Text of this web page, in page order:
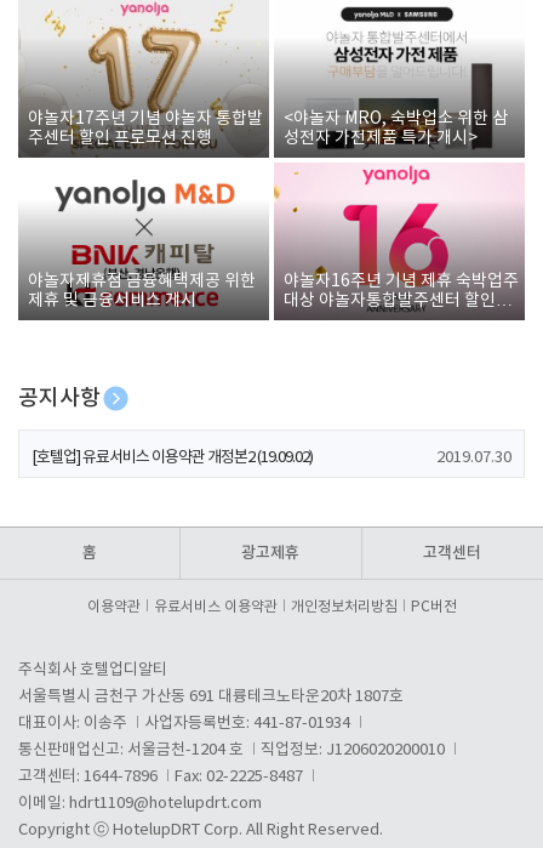
야놀자17주년 기념 야놀자 통합발
주센터 할인 프로모션 진행
<야놀자 MRO, 숙박업소 위한 삼
성전자 가전제품 특가 개시>
야놀자제휴점 금융혜택제공 위한
제휴 및 금융서비스 게시
야놀자16주년 기념 제휴 숙박업주
대상 야놀자통합발주센터 할인쿠
폰 증정
공지사항
[호텔업] 개인정보 처리방침 개정본1 (19.09.02)
[호텔업] 유료서비스 이용약관 개정본2 (19.09.02) 2019.07.30
홈 광고제휴 고객센터
이용약관 유료서비스 이용약관 개인정보처리방침 PC버전
주식회사 호텔업디알티
서울특별시 금천구 가산동 691 대륭테크노타운20차 1807호
대표이사: 이송주
사업자등록번호: 441-87-01934
통신판매업신고: 서울금천-1204 호
직업정보: J1206020200010
고객센터: 1644-7896
Fax: 02-2225-8487
이메일: hdrt1109@hotelupdrt.com
Copyright ⓒ HotelupDRT Corp. All Right Reserved.